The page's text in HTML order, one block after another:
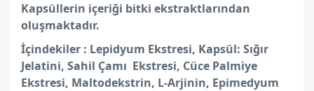
Kapsüllerin içeriği bitki ekstraktlarından
oluşmaktadır.
İçindekiler : Lepidyum Ekstresi, Kapsül: Sığır
Jelatini, Sahil Çamı Ekstresi, Cüce Palmiye
Ekstresi, Maltodekstrin, L-Arjinin, Epimedyum